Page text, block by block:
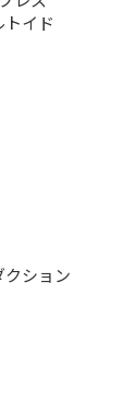
イド
ション